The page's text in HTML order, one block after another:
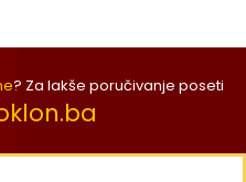
? Za lakše poručivanje poseti